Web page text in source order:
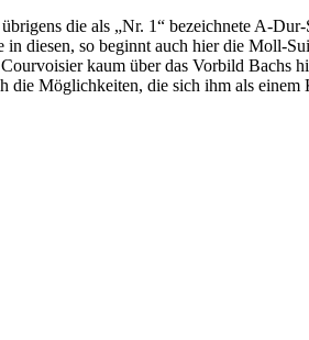
die als „Nr. 1“ bezeichnete A-
diesen, so beginnt auch hier die Moll-
kaum über das Vorbild Bachs
die Möglichkeiten, die sich ihm als